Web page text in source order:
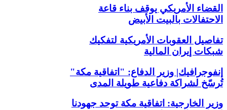
القضاء الأمريكي يوقف بناء قاعة
الاحتفالات بالبيت الأبيض
تفاصيل العقوبات الأمريكية لتفكيك
شبكات إيران المالية
إنفوجرافيك| وزير الدفاع: "اتفاقية مكة"
تُرسّخ لشراكة دفاعية طويلة المدى
وزير الخارجية: اتفاقية مكة توحد جهودنا